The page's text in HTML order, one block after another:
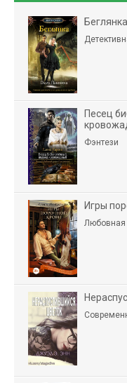
Беглянка
Песец
Фэнтези
Игры
Любовная